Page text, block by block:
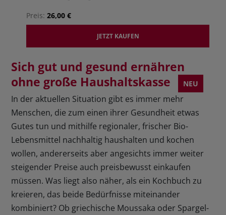
Preis:26,00 €
JETZT KAUFEN
Sich gut und gesund ernähren
ohne große Haushaltskasse
NEU
In der aktuellen Situation gibt es immer mehr
Menschen, die zum einen ihrer Gesundheit etwas
Gutes tun und mithilfe regionaler, frischer Bio-
Lebensmittel nachhaltig haushalten und kochen
wollen, andererseits aber angesichts immer weiter
steigender Preise auch preisbewusst einkaufen
müssen. Was liegt also näher, als ein Kochbuch zu
kreieren, das beide Bedürfnisse miteinander
kombiniert? Ob griechische Moussaka oder Spargel-